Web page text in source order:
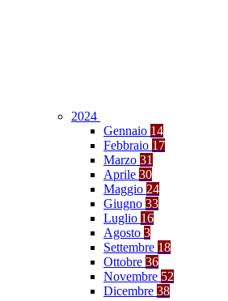
2024
Gennaio 14
Febbraio 17
Marzo 31
Aprile 30
Maggio 24
Giugno 33
Luglio 16
Agosto 3
Settembre 18
Ottobre 36
Novembre 52
Dicembre 38